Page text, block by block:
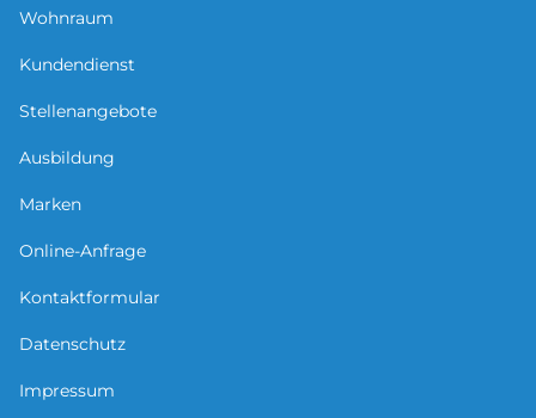
Wohnraum
Kundendienst
Stellenangebote
Ausbildung
Marken
Online-Anfrage
Kontaktformular
Datenschutz
Impressum